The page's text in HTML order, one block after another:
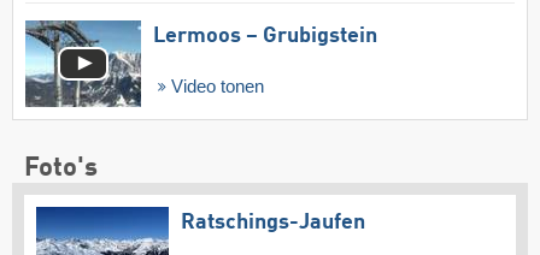
Lermoos – Grubigstein
Video tonen
Foto's
Ratschings-Jaufen